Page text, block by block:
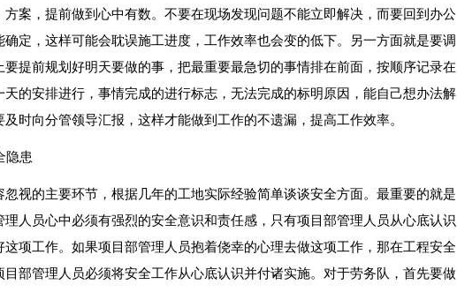
案，提前做到心中有数。不要在现场发现问题不能立即解决，而要回到办公
定，这样可能会耽误施工进度，工作效率也会变的低下。另一方面就是要调
提前规划好明天要做的事，把最重要最急切的事情排在前面，按顺序记录在
的安排进行，事情完成的进行标志，无法完成的标明原因，能自己想办法解
时向分管领导汇报，这样才能做到工作的不遗漏，提高工作效率。
隐患
视的主要环节，根据几年的工地实际经验简单谈谈安全方面。最重要的就是
人员心中必须有强烈的安全意识和责任感，只有项目部管理人员从心底认识
项工作。如果项目部管理人员抱着侥幸的心理去做这项工作，那在工程安全
部管理人员必须将安全工作从心底认识并付诸实施。对于劳务队，首先要做